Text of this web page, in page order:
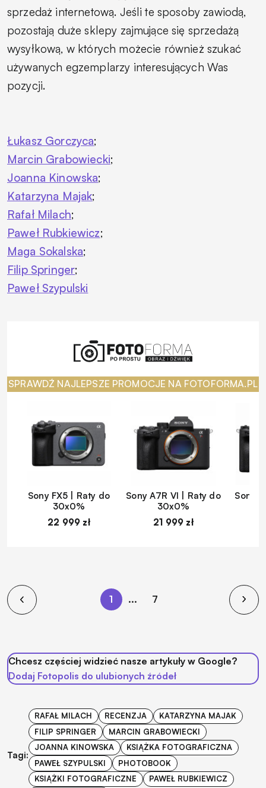
sprzedaż internetową. Jeśli te sposoby zawiodą,
pozostają duże sklepy zajmujące się sprzedażą
wysyłkową, w których możecie również szukać
używanych egzemplarzy interesujących Was
pozycji.
Łukasz Gorczyca;
Marcin Grabowiecki;
Joanna Kinowska;
Katarzyna Majak;
Rafał Milach;
Paweł Rubkiewicz;
Maga Sokalska;
Filip Springer;
Paweł Szypulski
SPRAWDŹ NAJLEPSZE PROMOCJE NA FOTOFORMA.PL
Sony FX5 | Raty do
30x0%
22 999 zł
Sony A7R VI | Raty do
30x0%
21 999 zł
Sony
1 ... 7
Chcesz częściej widzieć nasze artykuły w Google?
Dodaj Fotopolis do ulubionych źródeł
Tagi:
RAFAŁ MILACH RECENZJA
KATARZYNA MAJAK
FILIP SPRINGER
MARCIN GRABOWIECKI
JOANNA KINOWSKA
KSIĄŻKA FOTOGRAFICZNA
PAWEŁ SZYPULSKI
PHOTOBOOK
KSIĄŻKI FOTOGRAFICZNE
PAWEŁ RUBKIEWICZ